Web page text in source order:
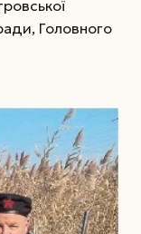
Головного